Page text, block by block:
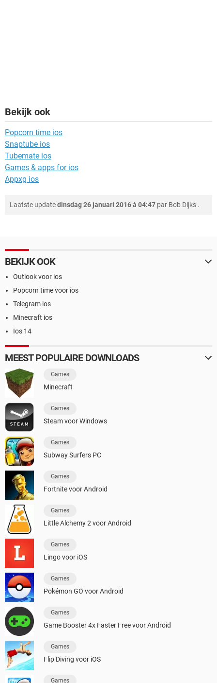
Bekijk ook
Popcorn time ios
Snaptube ios
Tubemate ios
Games & apps for ios
Appxg ios
Laatste updatedinsdag 26 januari 2016 à 04:47 par Bob Dijks .
BEKIJK OOK
Outlook voor ios
Popcorn time voor ios
Telegram ios
Minecraft ios
Ios 14
MEEST POPULAIRE DOWNLOADS
Games
Minecraft
Games
Steam voor Windows
Games
Subway Surfers PC
Games
Fortnite voor Android
Games
Little Alchemy 2 voor Android
Games
Lingo voor iOS
Games
Pokémon GO voor Android
Games
Game Booster 4x Faster Free voor Android
Games
Flip Diving voor iOS
Games